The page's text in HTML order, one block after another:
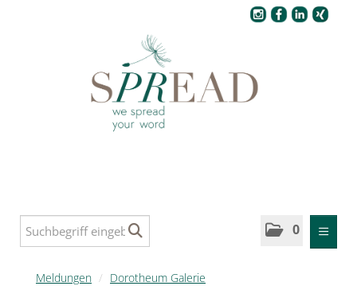
0
MELDUNGEN
Meldungen / Dorotheum Galerie